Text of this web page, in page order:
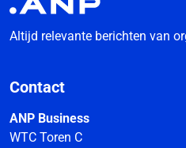
Altijd relevante berichten van
Contact
ANP Business
WTC Toren C